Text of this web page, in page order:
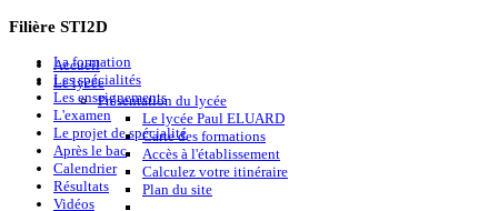
Accueil
Le lycée
Présentation du lycée
Le lycée Paul ELUARD
Carte des formations
Accès à l'établissement
Calculez votre itinéraire
Plan du site
Filière STI2D
La formation
Les spécialités
Les enseignements
L'examen
Le projet de spécialité
Après le bac
Calendrier
Résultats
Vidéos